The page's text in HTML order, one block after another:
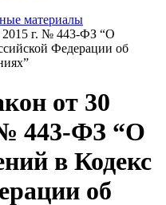
материалы
2015 г. № 443-ФЗ “О
Федерации об
от 30
№ 443-ФЗ “О
в Кодекс
об